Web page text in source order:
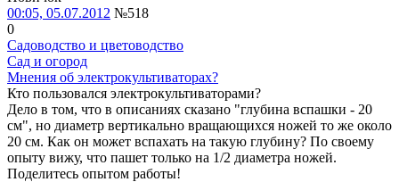
00:05, 05.07.2012 №518
0
Садоводство и цветоводство
Сад и огород
Мнения об электрокультиваторах?
Кто пользовался электрокультиваторами?
Дело в том, что в описаниях сказано "глубина вспашки - 20
см", но диаметр вертикально вращающихся ножей то же около
20 см. Как он может вспахать на такую глубину? По своему
опыту вижу, что пашет только на 1/2 диаметра ножей.
Поделитесь опытом работы!